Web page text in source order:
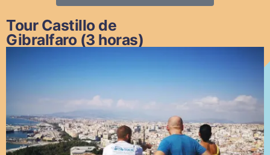
Tour Castillo de
Gibralfaro (3 horas)